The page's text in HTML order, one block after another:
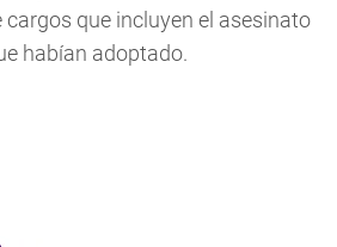
cargos que incluyen el asesinato
habían adoptado.